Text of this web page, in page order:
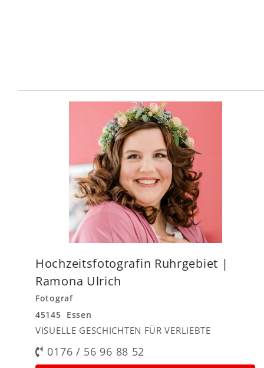
Hochzeitsfotografin Ruhrgebiet |
Ramona Ulrich
Fotograf
45145 Essen
VISUELLE GESCHICHTEN FÜR VERLIEBTE
0176 / 56 96 88 52